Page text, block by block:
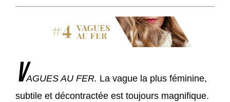
VAGUES AU FER. La vague la plus féminine,
subtile et décontractée est toujours magnifique.